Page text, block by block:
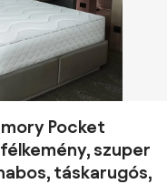
Pocket
szuper
táskarugós,